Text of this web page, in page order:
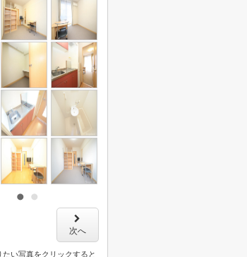
次へ
い写真をクリックすると